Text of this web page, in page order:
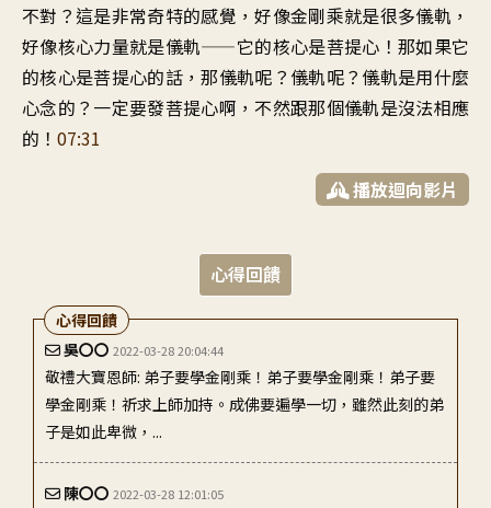
不對 ？ 這是非常奇特的感覺 ，好像金剛乘就是很多儀軌 ，
好像核心力量就是儀軌——它的核心是菩提心 ！ 那如果它
的核心是菩提心的話 ，那儀軌呢？儀軌呢？ 儀軌是用什麼
心念的 ？ 一定要發菩提心啊 ， 不然跟那個儀軌是沒法相應
的 ！ 07:31
播放迴向影片
心得回饋
吳〇〇 2022-03-28 20:04:44
敬禮大寶恩師: 弟子要學金剛乘！弟子要學金剛乘！弟子要
學金剛乘！祈求上師加持。成佛要遍學一切，雖然此刻的弟
子是如此卑微，...
陳〇〇 2022-03-28 12:01:05
心得回饋